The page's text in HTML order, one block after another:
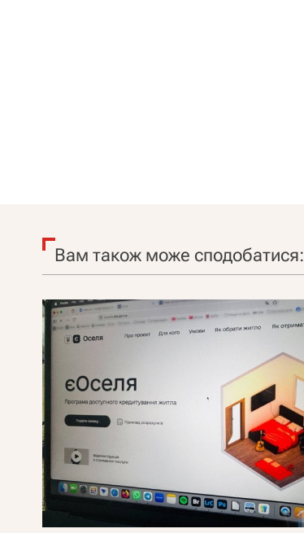
Вам також може сподобатися: